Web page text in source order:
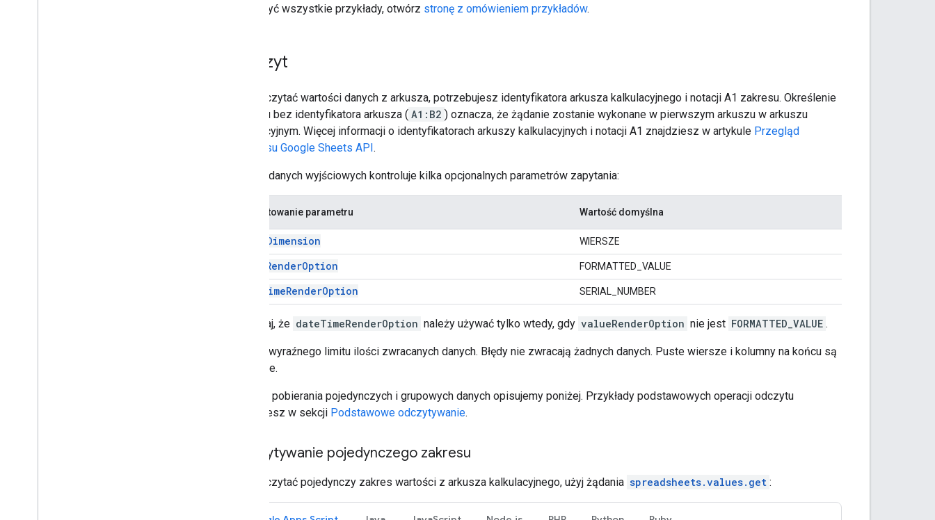
zobaczyć wszystkie przykłady, otwórz stronę z omówieniem przykładów.
Odczyt
Aby odczytać wartości danych z arkusza, potrzebujesz identyfikatora arkusza kalkulacyjnego i notacji A1 zakresu. Określenie
zakresu bez identyfikatora arkusza ( A1:B2 ) oznacza, że żądanie zostanie wykonane w pierwszym arkuszu w arkuszu
kalkulacyjnym. Więcej informacji o identyfikatorach arkuszy kalkulacyjnych i notacji A1 znajdziesz w artykule Przegląd
interfejsu Google Sheets API.
Format danych wyjściowych kontroluje kilka opcjonalnych parametrów zapytania:
Formatowanie parametru Wartość domyślna
majorDimension WIERSZE
valueRenderOption FORMATTED_VALUE
dateTimeRenderOption SERIAL_NUMBER
Pamiętaj, że dateTimeRenderOption należy używać tylko wtedy, gdy valueRenderOption nie jest FORMATTED_VALUE .
Nie ma wyraźnego limitu ilości zwracanych danych. Błędy nie zwracają żadnych danych. Puste wiersze i kolumny na końcu są
pomijane.
Metody pobierania pojedynczych i grupowych danych opisujemy poniżej. Przykłady podstawowych operacji odczytu
znajdziesz w sekcji Podstawowe odczytywanie.
Odczytywanie pojedynczego zakresu
Aby odczytać pojedynczy zakres wartości z arkusza kalkulacyjnego, użyj żądania spreadsheets.values.get :